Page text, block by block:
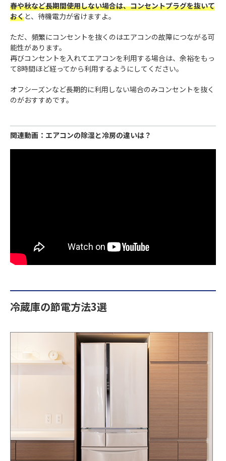
春や秋など長期間使用しない場合は、コンセントプラグを抜いて
おくと、待機電力が省けますよ。
ただ、頻繁にコンセントを抜くのはエアコンの故障につながる可
能性があります。
再びコンセントを入れてエアコンを利用する場合は、余裕をもっ
て8時間ほど経ってから利用するようにしてください。
オフシーズンなど長期的に利用しない場合のみコンセントを抜く
のがおすすめです。
関連動画：エアコンの除湿と冷房の違いは？
冷蔵庫の節電方法3選